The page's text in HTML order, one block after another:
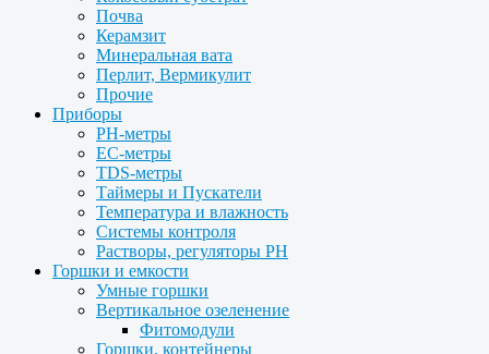
Почва
Керамзит
Минеральная вата
Перлит, Вермикулит
Прочие
Приборы
PH-метры
EC-метры
TDS-метры
Таймеры и Пускатели
Температура и влажность
Системы контроля
Растворы, регуляторы PH
Горшки и емкости
Умные горшки
Вертикальное озеленение
Фитомодули
Горшки, контейнеры